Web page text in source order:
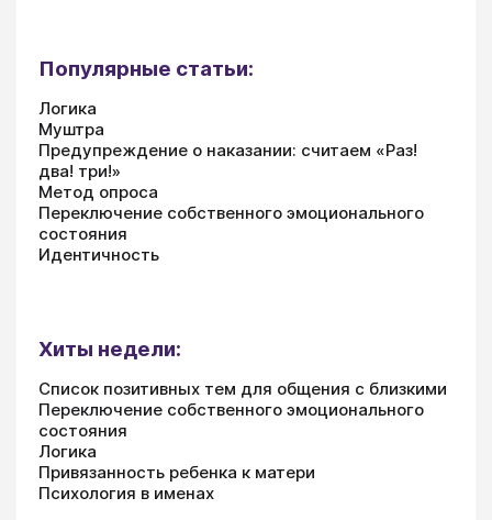
Популярные статьи:
Логика
Муштра
Предупреждение о наказании: считаем «Раз!
два! три!»
Метод опроса
Переключение собственного эмоционального
состояния
Идентичность
Хиты недели:
Список позитивных тем для общения с близкими
Переключение собственного эмоционального
состояния
Логика
Привязанность ребенка к матери
Психология в именах